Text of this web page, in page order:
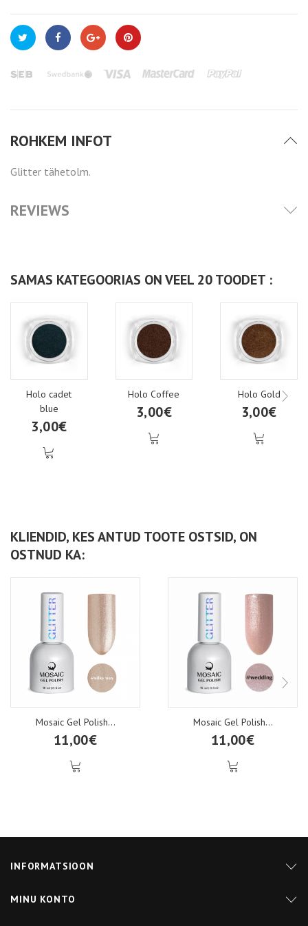
ROHKEM INFOT
Glitter tähetolm.
REVIEWS
SAMAS KATEGOORIAS ON VEEL 20 TOODET :
Holo cadet
blue
3,00€
Holo Coffee
3,00€
Holo Gold
3,00€
KLIENDID, KES ANTUD TOOTE OSTSID, ON
OSTNUD KA:
Mosaic Gel Polish...
11,00€
Mosaic Gel Polish...
11,00€
INFORMATSIOON
MINU KONTO